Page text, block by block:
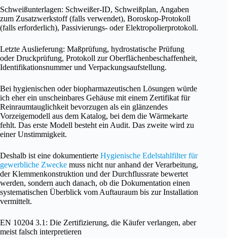
Schweißunterlagen: Schweißer-ID, Schweißplan, Angaben
zum Zusatzwerkstoff (falls verwendet), Boroskop-Protokoll
(falls erforderlich), Passivierungs- oder Elektropolierprotokoll.
Letzte Auslieferung: Maßprüfung, hydrostatische Prüfung
oder Druckprüfung, Protokoll zur Oberflächenbeschaffenheit,
Identifikationsnummer und Verpackungsaufstellung.
Bei hygienischen oder biopharmazeutischen Lösungen würde
ich eher ein unscheinbares Gehäuse mit einem Zertifikat für
Reinraumtauglichkeit bevorzugen als ein glänzendes
Vorzeigemodell aus dem Katalog, bei dem die Wärmekarte
fehlt. Das erste Modell besteht ein Audit. Das zweite wird zu
einer Unstimmigkeit.
Deshalb ist eine dokumentierte Hygienische Edelstahlfilter für
gewerbliche Zwecke muss nicht nur anhand der Verarbeitung,
der Klemmenkonstruktion und der Durchflussrate bewertet
werden, sondern auch danach, ob die Dokumentation einen
systematischen Überblick vom Auftauraum bis zur Installation
vermittelt.
EN 10204 3.1: Die Zertifizierung, die Käufer verlangen, aber
meist falsch interpretieren